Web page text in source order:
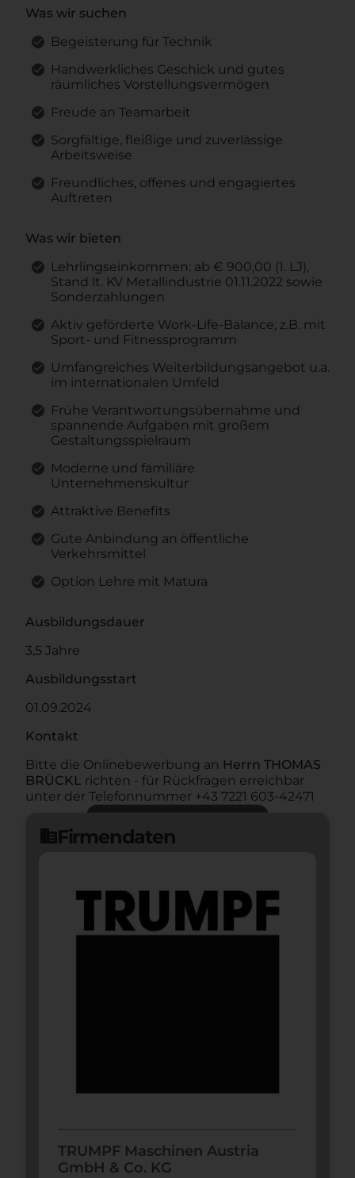
Was wir suchen
Begeisterung für Technik
Handwerkliches Geschick und gutes
räumliches Vorstellungsvermögen
Freude an Teamarbeit
Sorgfältige, fleißige und zuverlässige
Arbeitsweise
Freundliches, offenes und engagiertes
Auftreten
Was wir bieten
Lehrlingseinkommen: ab € 900,00 (1. LJ),
Stand lt. KV Metallindustrie 01.11.2022 sowie
Sonderzahlungen
Aktiv geförderte Work-Life-Balance, z.B. mit
Sport- und Fitnessprogramm
Umfangreiches Weiterbildungsangebot u.a.
im internationalen Umfeld
Frühe Verantwortungsübernahme und
spannende Aufgaben mit großem
Gestaltungsspielraum
Moderne und familiäre
Unternehmenskultur
Attraktive Benefits
Gute Anbindung an öffentliche
Verkehrsmittel
Option Lehre mit Matura
Ausbildungsdauer
3,5 Jahre
Ausbildungsstart
01.09.2024
Kontakt
Bitte die Onlinebewerbung an Herrn THOMAS
BRÜCKL richten - für Rückfragen erreichbar
unter der Telefonnummer +43 7221 603-42471
domainFirmendaten
TRUMPF Maschinen Austria
GmbH & Co. KG